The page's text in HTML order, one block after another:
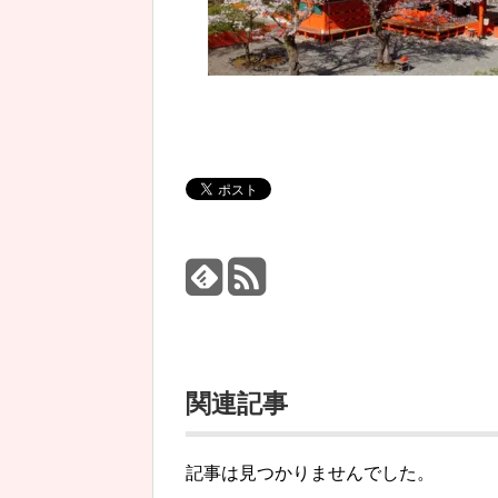
関連記事
記事は見つかりませんでした。